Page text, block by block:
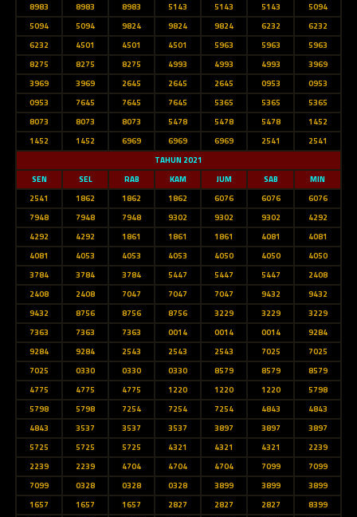
8983
8983 8983 5143 5143 5143
5094
5094
5094 9824 9824 9824 6232
6232
6232
4501 4501 4501 5963 5963
5963
8275
8275 8275 4993 4993 4993
3969
3969
3969 2645 2645 2645 0953
0953
0953
7645 7645 7645 5365 5365
5365
8073
8073 8073 5478 5478 5478
1452
1452
1452 6969 6969 6969 2541
2541
TAHUN 2021
SEN
SEL RAB KAM JUM SAB
MIN
2541
1862 1862 1862 6076 6076
6076
7948
7948 7948 9302 9302 9302
4292
4292
4292 1861 1861 1861 4081
4081
4081
4053 4053 4053 4050 4050
4050
3784
3784 3784 5447 5447 5447
2408
2408
2408 7047 7047 7047 9432
9432
9432
8756 8756 8756 3229 3229
3229
7363
7363 7363 0014 0014 0014
9284
9284
9284 2543 2543 2543 7025
7025
7025
0330 0330 0330 8579 8579
8579
4775
4775 4775 1220 1220 1220
5798
5798
5798 7254 7254 7254 4843
4843
4843
3537 3537 3537 3897 3897
3897
5725
5725 5725 4321 4321 4321
2239
2239
2239 4704 4704 4704 7099
7099
7099
0328 0328 0328 3899 3899
3899
1657
1657 1657 2827 2827 2827
8399